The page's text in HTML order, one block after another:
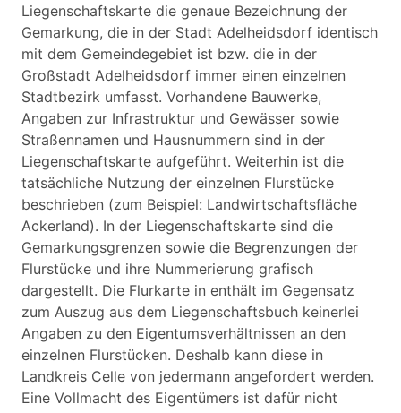
Liegenschaftskarte die genaue Bezeichnung der
Gemarkung, die in der Stadt Adelheidsdorf identisch
mit dem Gemeindegebiet ist bzw. die in der
Großstadt Adelheidsdorf immer einen einzelnen
Stadtbezirk umfasst. Vorhandene Bauwerke,
Angaben zur Infrastruktur und Gewässer sowie
Straßennamen und Hausnummern sind in der
Liegenschaftskarte aufgeführt. Weiterhin ist die
tatsächliche Nutzung der einzelnen Flurstücke
beschrieben (zum Beispiel: Landwirtschaftsfläche
Ackerland). In der Liegenschaftskarte sind die
Gemarkungsgrenzen sowie die Begrenzungen der
Flurstücke und ihre Nummerierung grafisch
dargestellt. Die Flurkarte in enthält im Gegensatz
zum Auszug aus dem Liegenschaftsbuch keinerlei
Angaben zu den Eigentumsverhältnissen an den
einzelnen Flurstücken. Deshalb kann diese in
Landkreis Celle von jedermann angefordert werden.
Eine Vollmacht des Eigentümers ist dafür nicht